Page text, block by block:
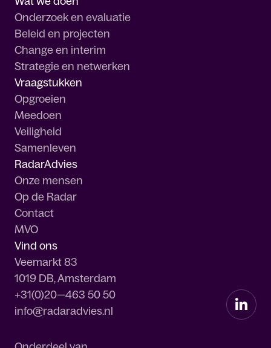
Onderzoek en evaluatie
Beleid en projecten
Change en interim
Strategie en netwerken
Vraagstukken
Opgroeien
Meedoen
Veiligheid
Samenleven
RadarAdvies
Onze mensen
Op de Radar
Contact
MVO
Vind ons
Veemarkt 83
1019 DB, Amsterdam
+31(0)20—463 50 50
info@radaradvies.nl